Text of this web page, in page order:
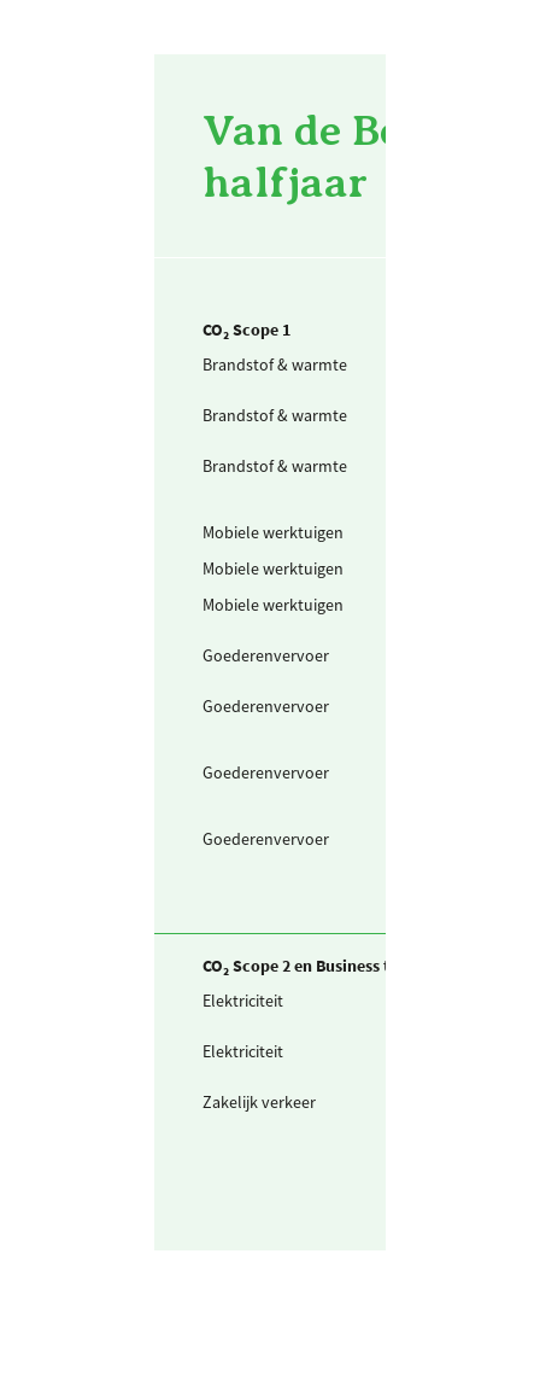
Van de Beek
halfjaar
CO₂ Scope 1
Brandstof & warmte
Brandstof & warmte
Brandstof & warmte
Mobiele werktuigen
Mobiele werktuigen
Mobiele werktuigen
Goederenvervoer
Goederenvervoer
Goederenvervoer
Goederenvervoer
CO₂ Scope 2 en Business travel
Elektriciteit
Elektriciteit
Zakelijk verkeer